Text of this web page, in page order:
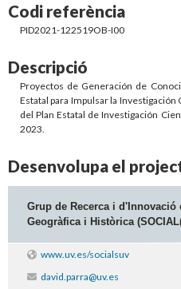
Codi referència
PID2021-122519OB-I00
Descripció
Proyectos de Generación de
Estatal para Impulsar la Investigación
del Plan Estatal de Investigación
2023.
Desenvolupa el
Grup de Recerca i d'Innovació
Geogràfica i Històrica
www.uv.es/socialsuv
david.parra@uv.es